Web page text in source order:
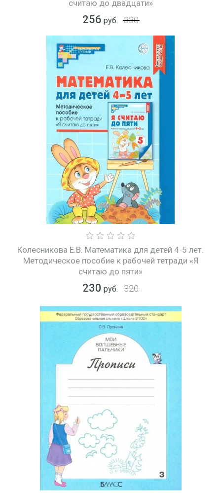
считаю до двадцати»
256 руб. 330
Колесникова Е.В. Математика для детей 4-5 лет.
Методическое пособие к рабочей тетради «Я
считаю до пяти»
230 руб. 320